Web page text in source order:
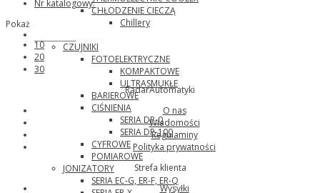
CHŁODZENIE CIECZĄ
Chillery
CZUJNIKI
FOTOELEKTRYCZNE
KOMPAKTOWE
ULTRASMUKŁE
BARIEROWE
CIŚNIENIA
SERIA DP-0
SERIA DP-100
CYFROWE
POMIAROWE
JONIZATORY
SERIA EC-G, ER-F, ER-Q
Nr katalogowy:
Pokaż
10
20
30
RadarAutomatyki
O nas
Wiadomości
Regulaminy
Polityka prywatności
Strefa klienta
Wysyłki